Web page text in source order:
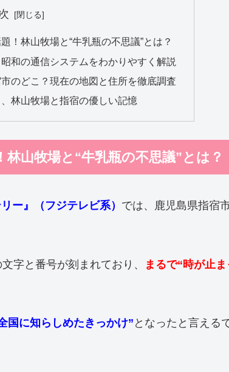
！林山牧場と“牛乳瓶の不思議”とは？
和の通信システムをわかりやすく解説
のどこ？現在の地図と住所を徹底調査
林山牧場と指宿の優しい記憶
山牧場と“牛乳瓶の不思議”とは？
ー』（フジテレビ系） では、鹿児島県指宿
字と番号が刻まれており、 まるで“時が止ま
国に知らしめたきっかけ” となったと言える